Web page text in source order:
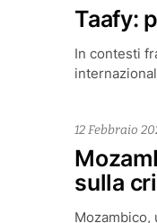
Taafy:
In contesti
sulla
12 Febbraio